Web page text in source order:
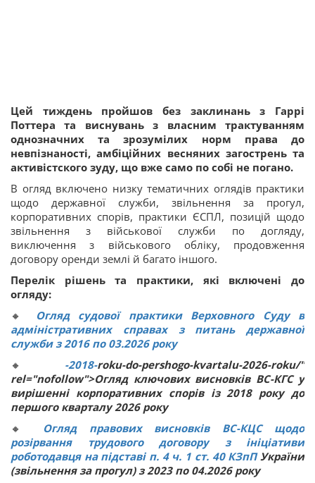
Цей тиждень пройшов без заклинань з Гаррі
Поттера та виснувань з власним трактуванням
однозначних та зрозумілих норм права до
невпізнаності, амбіційних весняних загострень та
активістского зуду, що вже само по собі не погано.
В огляд включено низку тематичних оглядів практики
щодо державної служби, звільнення за прогул,
корпоративних спорів, практики ЄСПЛ, позицій щодо
звільнення з військової служби по догляду,
виключення з військового обліку, продовження
договору оренди землі й багато іншого.
Перелік рішень та практики, які включені до
огляду:
🔸
Огляд судової практики Верховного Суду в
адміністративних справах з питань державної
служби з 2016 по 03.2026 року
🔸 -2018-roku-do-pershogo-kvartalu-2026-roku/"
rel="nofollow">Огляд ключових висновків ВС-КГС у
вирішенні корпоративних спорів із 2018 року до
першого кварталу 2026 року
🔸 Огляд правових висновків ВС-КЦС щодо
розірвання трудового договору з ініціативи
роботодавця на підставі п. 4 ч. 1 ст.40 КЗпПУкраїни
(звільнення за прогул) з 2023 по 04.2026 року